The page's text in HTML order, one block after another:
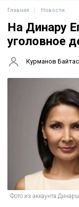
Главная Новости
На Динару
уголовное
Курманов Байтас
Фото из аккаунта